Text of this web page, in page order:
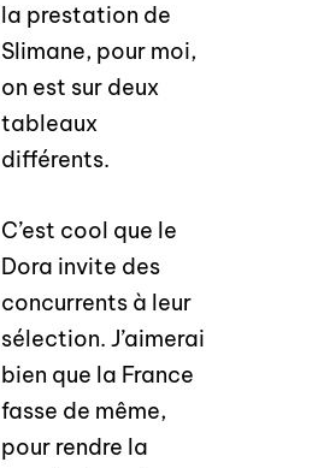
la prestation de
Slimane, pour moi,
on est sur deux
tableaux
différents.
C’est cool que le
Dora invite des
concurrents à leur
sélection. J’aimerai
bien que la France
fasse de même,
pour rendre la